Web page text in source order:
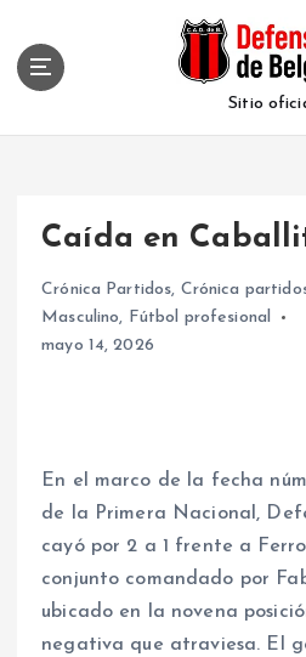
Sitio
Caída en
Crónica Partidos, Crónica
Masculino, Fútbol profesional
mayo 14, 2026
En el marco de la fecha
de la Primera Nacional,
cayó por 2 a 1 frente a
conjunto comandado por
ubicado en la novena
negativa que atraviesa. El